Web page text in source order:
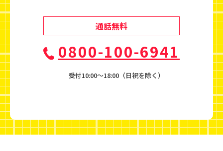
通話無料
0800-100-6941
受付10:00〜18:00（日祝を除く）